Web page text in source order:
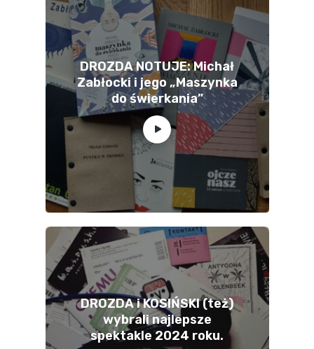
DROZDA NOTUJE: Michał
Zabłocki i jego „Maszynka
do świerkania”
DROZDA i KOSIŃSKI (też)
wybrali najlepsze
spektakle 2024 roku.